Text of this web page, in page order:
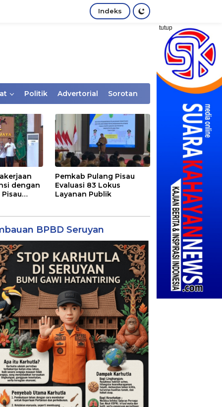
Indeks
tutup
Politik Advertorial Sorotan
dengan
Pemkab Pulang Pisau
Evaluasi 83 Lokus
Layanan Publik
BPBD Seruyan